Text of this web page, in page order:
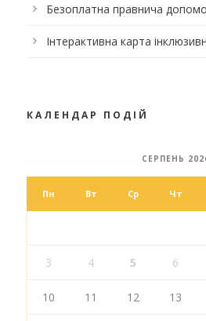
Безоплатна правнича
Інтерактивна карта
КАЛЕНДАР ПОДІЙ
СЕРПЕНЬ
Пн Вт Ср Чт
3 4 5 6
10 11 12 13